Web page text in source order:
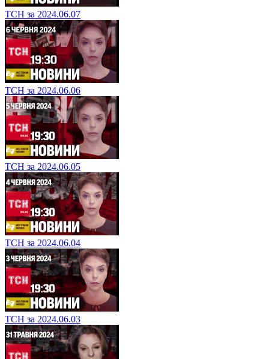
ТСН за 2024.06.07
ТСН за 2024.06.06
ТСН за 2024.06.05
ТСН за 2024.06.04
ТСН за 2024.06.03